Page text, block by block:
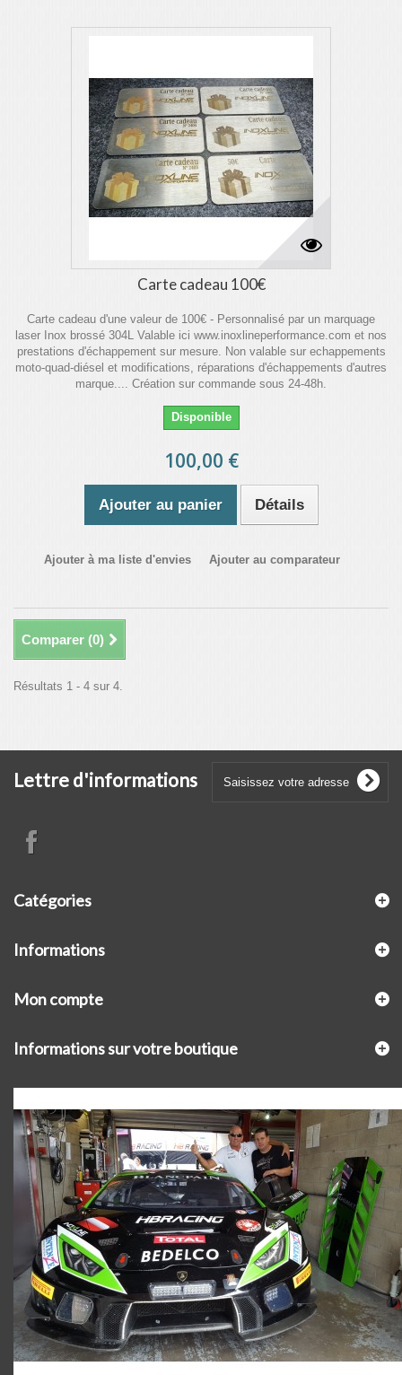
Carte cadeau 100€
Carte cadeau d'une valeur de 100€ - Personnalisé par un marquage
laser Inox brossé 304L Valable ici www.inoxlineperformance.com et nos
prestations d'échappement sur mesure. Non valable sur echappements
moto-quad-diésel et modifications, réparations d'échappements d'autres
marque.... Création sur commande sous 24-48h.
Disponible
100,00 €
Ajouter au panier Détails
Ajouter à ma liste d'envies Ajouter au comparateur
Comparer (0)
Résultats 1 - 4 sur 4.
Lettre d'informations
Catégories
Informations
Mon compte
Informations sur votre boutique